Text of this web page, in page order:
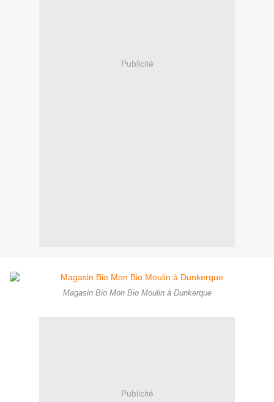
Publicité
Magasin Bio Mon Bio Moulin à Dunkerque
Publicité